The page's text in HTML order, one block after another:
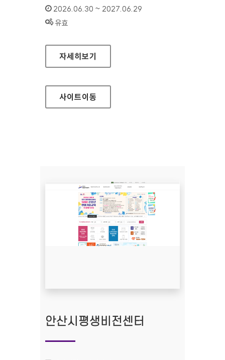
인증기간 :
2026.06.30 ~ 2027.06.29
상태 :
유효
데이터 문제해결은행
자세히보기
사이트이동
안산시평생비전센터